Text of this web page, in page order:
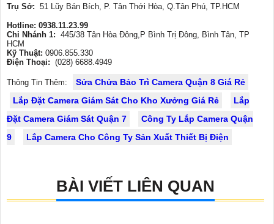
Trụ Sở: 51 Lũy Bán Bích, P. Tân Thới Hòa, Q.Tân Phú, TP.HCM
Hotline: 0938.11.23.99
Chi Nhánh 1: 445/38 Tân Hòa Đông,P Bình Trị Đông, Bình Tân, TP
HCM
Kỹ Thuật: 0906.855.330
Điện Thoại: (028) 6688.4949
Thông Tin Thêm:
Sửa Chửa Bảo Trì Camera Quận 8 Giá Rẻ
Lắp Đặt Camera Giám Sát Cho Kho Xưởng Giá Rẻ
Lắp
Đặt Camera Giám Sát Quận 7
Công Ty Lắp Camera Quận
9
Lắp Camera Cho Công Ty Sản Xuất Thiết Bị Điện
BÀI VIẾT LIÊN QUAN